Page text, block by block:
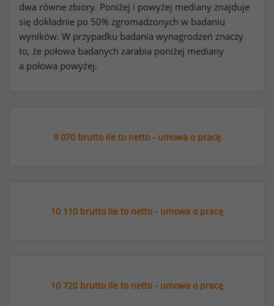
dwa równe zbiory. Poniżej i powyżej mediany znajduje
się dokładnie po 50% zgromadzonych w badaniu
wyników. W przypadku badania wynagrodzeń znaczy
to, że połowa badanych zarabia poniżej mediany
a połowa powyżej.
9 070 brutto ile to netto - umowa o pracę
10 110 brutto ile to netto - umowa o pracę
10 720 brutto ile to netto - umowa o pracę